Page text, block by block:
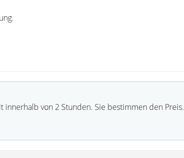
von 2 Stunden. Sie bestimmen den Preis.